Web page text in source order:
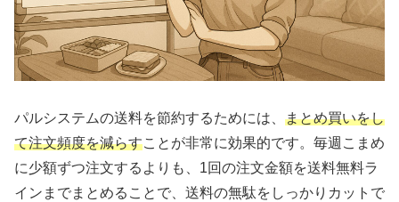
パルシステムの送料を節約するためには、 まとめ買いをし
て注文頻度を減らすことが非常に効果的です。毎週こまめ
に少額ずつ注文するよりも、1回の注文金額を送料無料ラ
インまでまとめることで、送料の無駄をしっかりカットで